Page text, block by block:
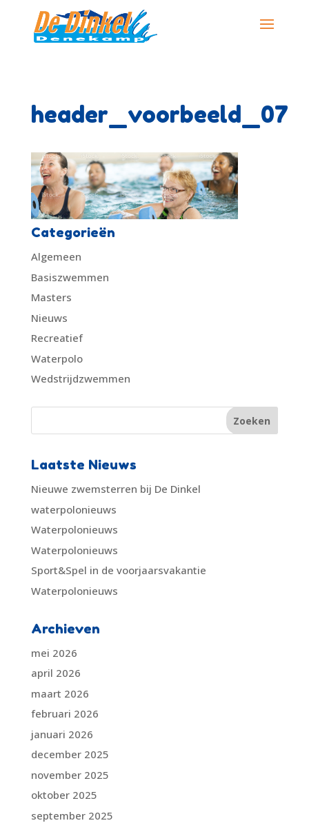
header_voorbeeld_07
Categorieën
Algemeen
Basiszwemmen
Masters
Nieuws
Recreatief
Waterpolo
Wedstrijdzwemmen
Laatste Nieuws
Nieuwe zwemsterren bij De Dinkel
waterpolonieuws
Waterpolonieuws
Waterpolonieuws
Sport&Spel in de voorjaarsvakantie
Waterpolonieuws
Archieven
mei 2026
april 2026
maart 2026
februari 2026
januari 2026
december 2025
november 2025
oktober 2025
september 2025